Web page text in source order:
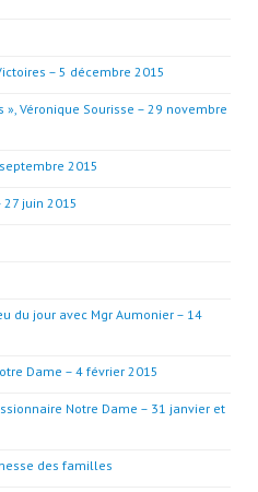
– 5 décembre 2015
Véronique Sourisse – 29 novembre
2015
27 juin 2015
du jour avec Mgr Aumonier – 14
Dame – 4 février 2015
Notre Dame – 31 janvier et
des familles